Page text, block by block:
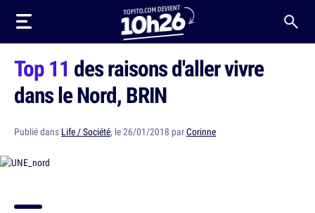
Top 11 des raisons d'aller vivre
dans le Nord, BRIN
Publié dans Life / Société, le 26/01/2018 parCorinne